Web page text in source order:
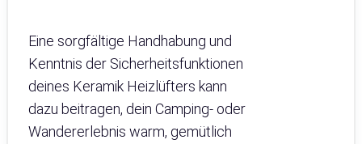
Eine sorgfältige Handhabung und
Kenntnis der Sicherheitsfunktionen
deines Keramik Heizlüfters kann
dazu beitragen, dein Camping- oder
Wandererlebnis warm, gemütlich